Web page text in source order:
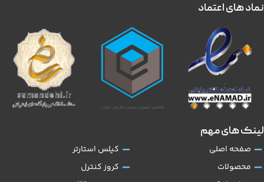
لینک های مهم
صفحه اصلی
محصولات
کیلس استارتر
کروز کنترل
نماد های اعتماد